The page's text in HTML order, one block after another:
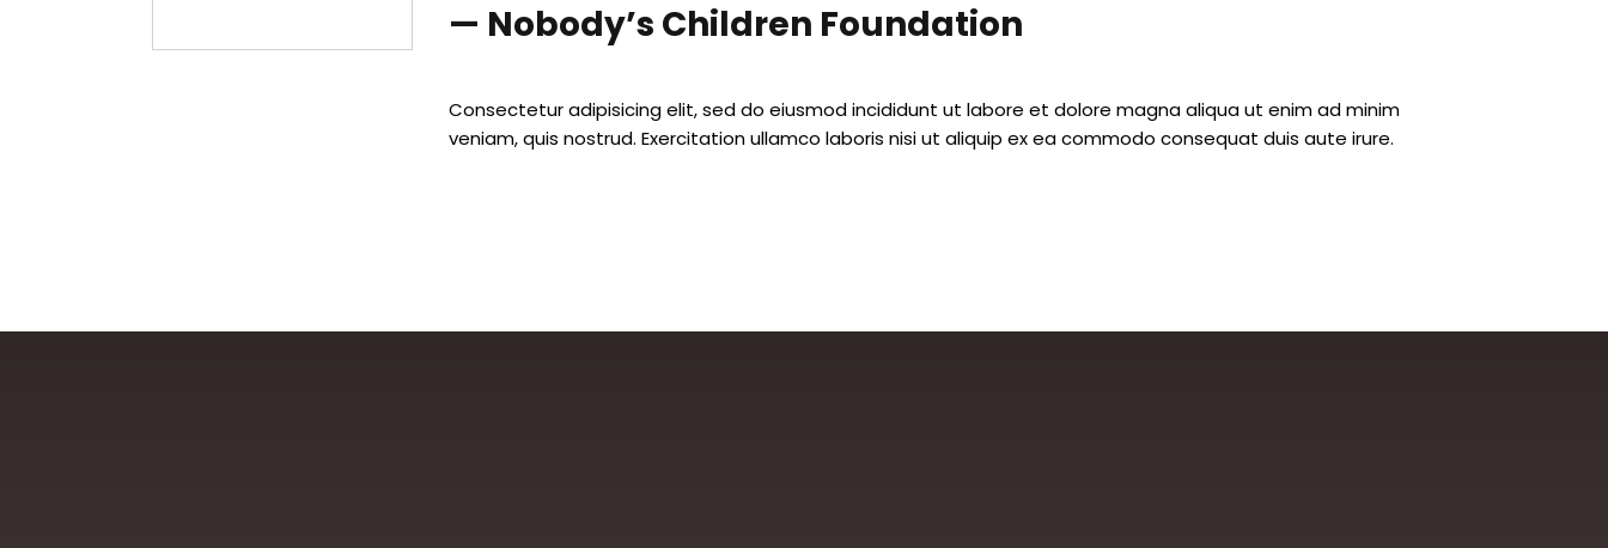
— Nobody’s Children Foundation
Consectetur adipisicing elit, sed do eiusmod incididunt ut labore et dolore magna aliqua ut enim ad minim
veniam, quis nostrud. Exercitation ullamco laboris nisi ut aliquip ex ea commodo consequat duis aute irure.